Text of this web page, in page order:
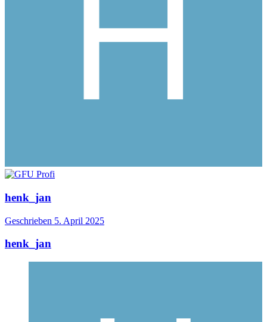
henk_jan
Geschrieben 5. April 2025
henk_jan